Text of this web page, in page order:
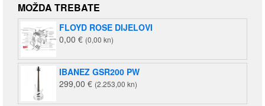
je:
220,00 €
140,00 €
MOŽDA TREBATE
FLOYD ROSE DIJELOVI
0,00 € (0,00 kn)
IBANEZ GSR200 PW
299,00 € (2.253,00 kn)